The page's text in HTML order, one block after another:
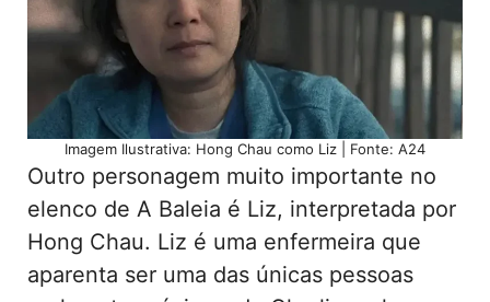
Imagem Ilustrativa: Hong Chau como Liz | Fonte: A24
Outro personagem muito importante no
elenco de A Baleia é Liz, interpretada por
Hong Chau. Liz é uma enfermeira que
aparenta ser uma das únicas pessoas